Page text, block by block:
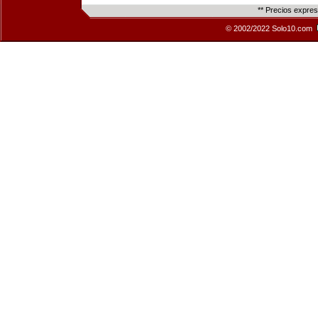
** Precios
© 2002/2022 Solo10.com